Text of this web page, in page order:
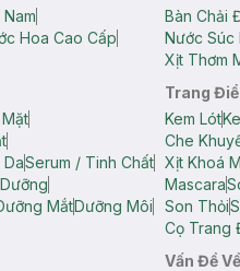
Hoa Cao Cấp
Bàn Chải
Nước Súc
Xịt Thơm
Serum / Tinh Chất
MắtDưỡng Môi
Trang
Kem Lót
Che
Xịt Khoá
Mascara
Son Thỏi
Cọ Trang
Vấn Đề